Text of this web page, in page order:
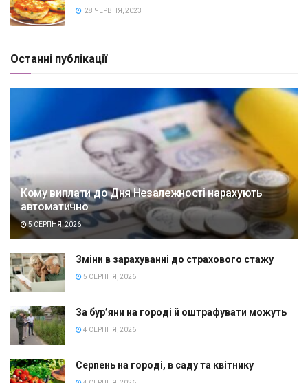
28 ЧЕРВНЯ, 2023
Останні публікації
Кому виплати до Дня Незалежності нарахують
автоматично
5 СЕРПНЯ, 2026
Зміни в зарахуванні до страхового стажу
5 СЕРПНЯ, 2026
За бур’яни на городі й оштрафувати можуть
4 СЕРПНЯ, 2026
Серпень на городі, в саду та квітнику